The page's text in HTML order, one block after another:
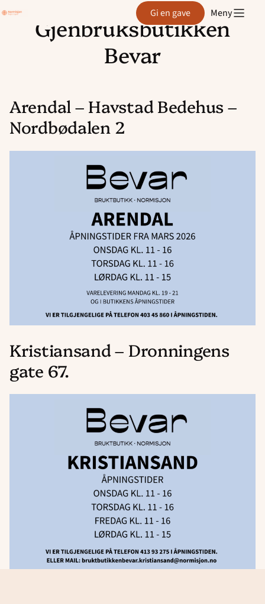
Hopp
Agder Gi en gave Meny
Gjenbruksbutikken
Bevar
Arendal – Havstad Bedehus –
Nordbødalen 2
Kristiansand – Dronningens
gate 67.